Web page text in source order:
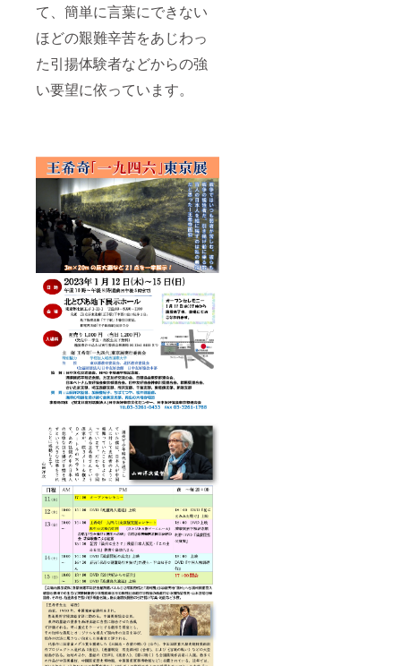
て、簡単に言葉にできない
ほどの艱難辛苦をあじわっ
た引揚体験者などからの強
い要望に依っています。